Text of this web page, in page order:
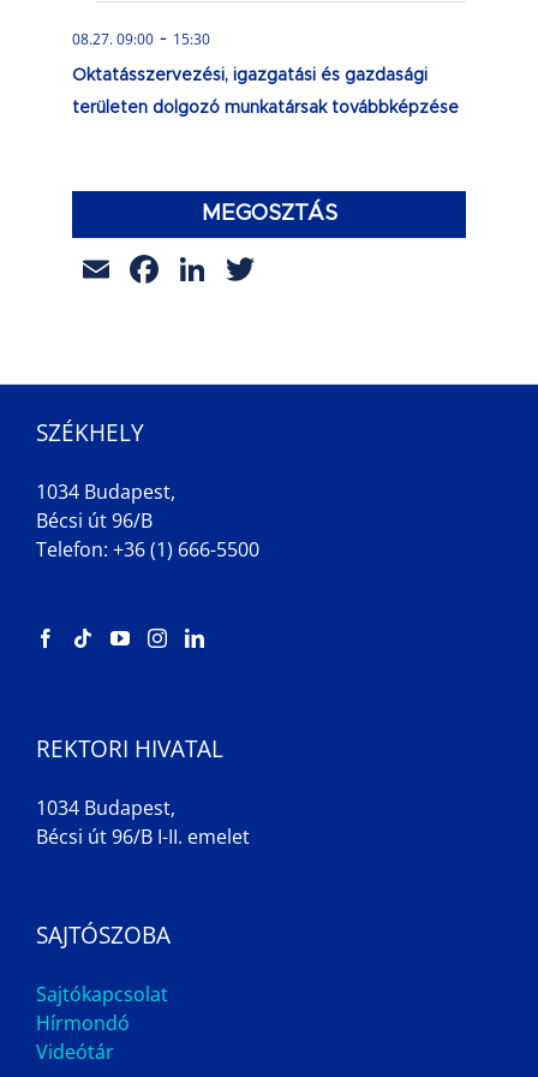
08.27. 09:00 - 15:30
Oktatásszervezési, igazgatási és gazdasági
területen dolgozó munkatársak továbbképzése
MEGOSZTÁS
EmailFacebook
LinkedIn
SZÉKHELY
1034 Budapest,
Bécsi út 96/B
Telefon: +36 (1) 666-5500
REKTORI HIVATAL
1034 Budapest,
Bécsi út 96/B I-II. emelet
SAJTÓSZOBA
Sajtókapcsolat
Hírmondó
Videótár